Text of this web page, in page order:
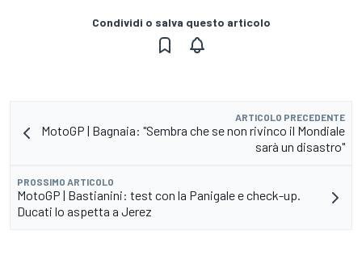
Condividi o salva questo articolo
ARTICOLO PRECEDENTE
MotoGP | Bagnaia: "Sembra che se non rivinco il Mondiale
sarà un disastro"
PROSSIMO ARTICOLO
MotoGP | Bastianini: test con la Panigale e check-up.
Ducati lo aspetta a Jerez